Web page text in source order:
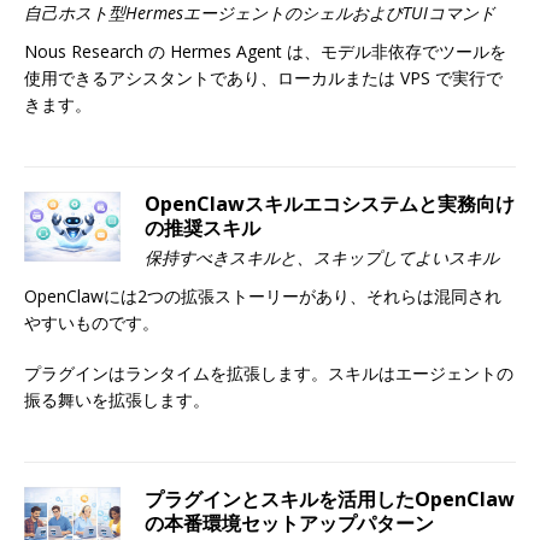
自己ホスト型HermesエージェントのシェルおよびTUIコマンド
Nous Research の Hermes Agent は、モデル非依存でツールを
使用できるアシスタントであり、ローカルまたは VPS で実行で
きます。
OpenClawスキルエコシステムと実務向け
の推奨スキル
保持すべきスキルと、スキップしてよいスキル
OpenClawには2つの拡張ストーリーがあり、それらは混同され
やすいものです。
プラグインはランタイムを拡張します。スキルはエージェントの
振る舞いを拡張します。
プラグインとスキルを活用したOpenClaw
の本番環境セットアップパターン